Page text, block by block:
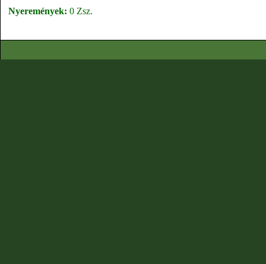
Nyeremények: 0 Zsz.